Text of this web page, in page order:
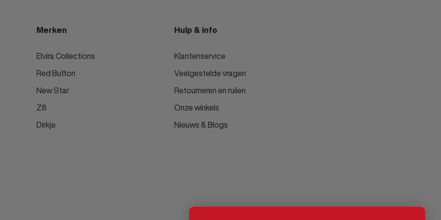
Merken
Elvira Collections
Red Button
New Star
Z8
Dirkje
Hulp & info
Klantenservice
Veelgestelde vragen
Retourneren en ruilen
Onze winkels
Nieuws & Blogs